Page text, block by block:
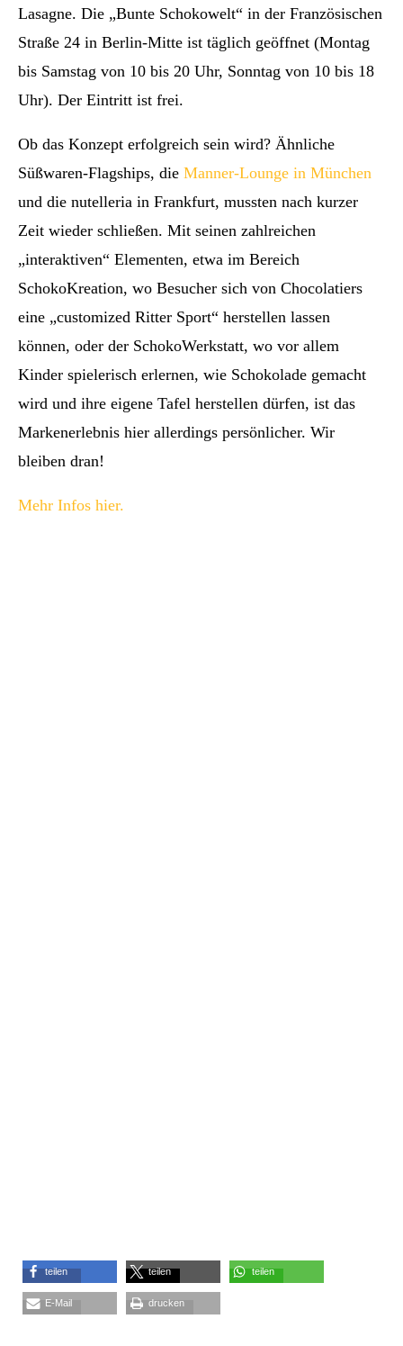
Lasagne. Die „Bunte Schokowelt“ in der Französischen
Straße 24 in Berlin-Mitte ist täglich geöffnet (Montag
bis Samstag von 10 bis 20 Uhr, Sonntag von 10 bis 18
Uhr). Der Eintritt ist frei.
Ob das Konzept erfolgreich sein wird? Ähnliche
Süßwaren-Flagships, die Manner-Lounge in München
und die nutelleria in Frankfurt, mussten nach kurzer
Zeit wieder schließen. Mit seinen zahlreichen
„interaktiven“ Elementen, etwa im Bereich
SchokoKreation, wo Besucher sich von Chocolatiers
eine „customized Ritter Sport“ herstellen lassen
können, oder der SchokoWerkstatt, wo vor allem
Kinder spielerisch erlernen, wie Schokolade gemacht
wird und ihre eigene Tafel herstellen dürfen, ist das
Markenerlebnis hier allerdings persönlicher. Wir
bleiben dran!
Mehr Infos hier.
teilen teilen teilen
E-Mail drucken